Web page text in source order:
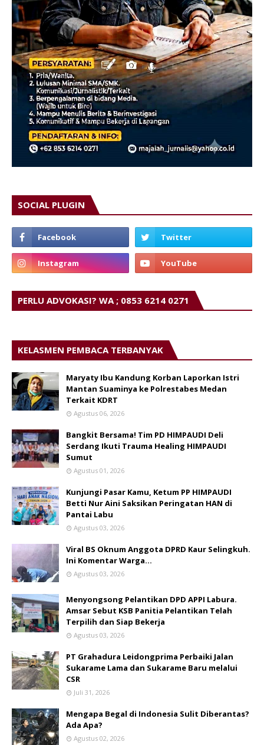
SOCIAL PLUGIN
PERLU ADVOKASI? WA ; 0853 6214 0271
KELASMEN PEMBACA TERBANYAK
Maryaty Ibu Kandung Korban Laporkan Istri
Mantan Suaminya ke Polrestabes Medan
Terkait KDRT
Agustus 06, 2026
Bangkit Bersama! Tim PD HIMPAUDI Deli
Serdang Ikuti Trauma Healing HIMPAUDI
Sumut
Agustus 01, 2026
Kunjungi Pasar Kamu, Ketum PP HIMPAUDI
Betti Nur Aini Saksikan Peringatan HAN di
Pantai Labu
Agustus 03, 2026
Viral BS Oknum Anggota DPRD Kaur Selingkuh.
Ini Komentar Warga…
Agustus 03, 2026
Menyongsong Pelantikan DPD APPI Labura.
Amsar Sebut KSB Panitia Pelantikan Telah
Terpilih dan Siap Bekerja
Agustus 03, 2026
PT Grahadura Leidongprima Perbaiki Jalan
Sukarame Lama dan Sukarame Baru melalui
CSR
Juli 31, 2026
Mengapa Begal di Indonesia Sulit Diberantas?
Ada Apa?
Agustus 02, 2026